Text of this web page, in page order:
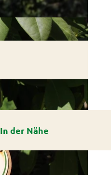
In der Nähe